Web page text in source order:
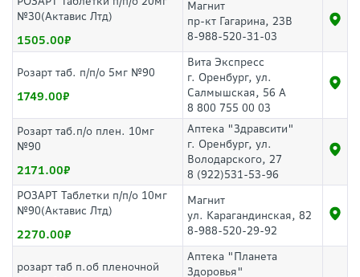
№30(Актавис Лтд)
1505.00
Магнит
пр-кт Гагарина, 23В
8-988-520-31-03
Розарт таб. п/п/о 5мг №90
1749.00
Вита Экспресс
г. Оренбург, ул.
Салмышская, 56 А
8 800 755 00 03
Розарт таб.п/о плен. 10мг
№90
2171.00
Аптека "Здравсити"
г. Оренбург, ул.
Володарского, 27
8 (922)531-53-96
РОЗАРТ Таблетки п/п/о 10мг
№90(Актавис Лтд)
2270.00
Магнит
ул. Карагандинская, 82
8-988-520-29-92
розарт таб п.об пленочной
Аптека "Планета
Здоровья"